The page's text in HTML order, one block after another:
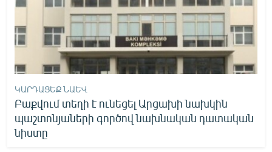
ԿԱՐԴԱՑԵՔ ՆԱԵՎ
Բաքվում տեղի է ունեցել Արցախի նախկին
պաշտոնյաների գործով նախնական դատական
նիստը